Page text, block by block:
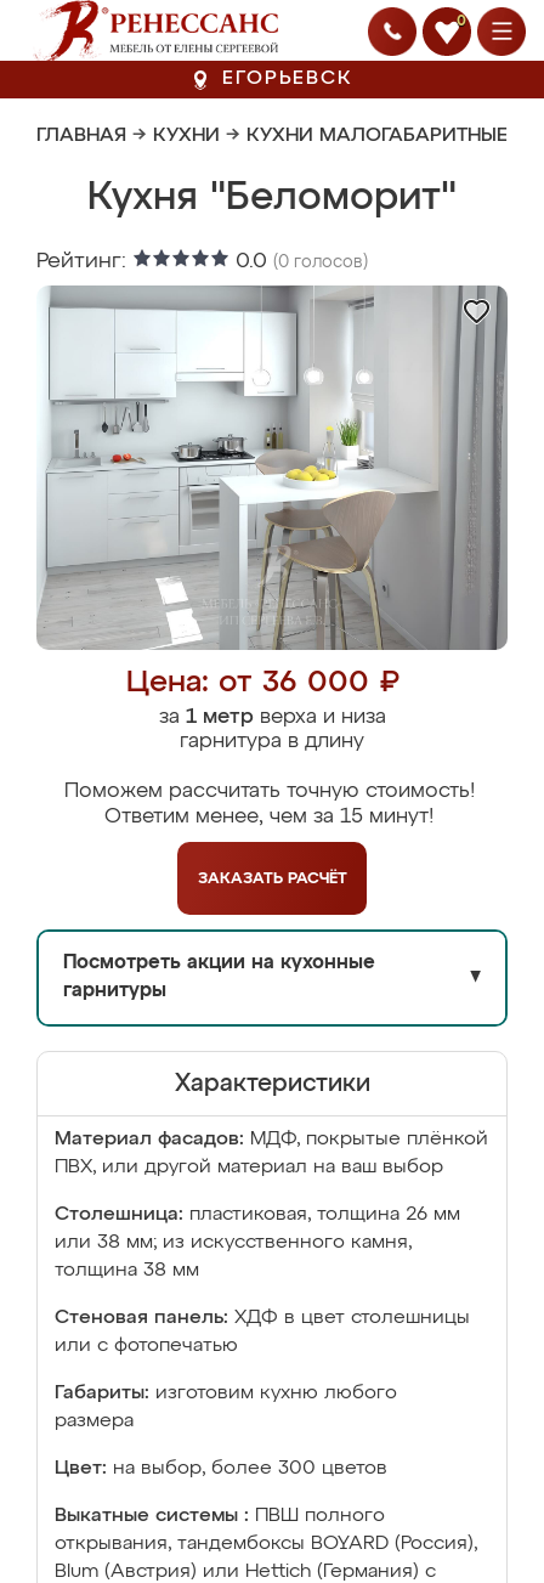
0
ЕГОРЬЕВСК
ГЛАВНАЯ → КУХНИ → КУХНИ МАЛОГАБАРИТНЫЕ
Кухня "Беломорит"
Рейтинг: 0.0 (0 голосов)
Цена: от 36 000 ₽
за 1 метрверха и низа
гарнитура в длину
Поможем рассчитать точную стоимость!
Ответим менее, чем за 15 минут!
ЗАКАЗАТЬ РАСЧЁТ
Посмотреть акции на кухонные
гарнитуры
▼
Характеристики
Материал фасадов: МДФ, покрытые плёнкой
ПВХ, или другой материал на ваш выбор
Столешница: пластиковая, толщина 26 мм
или 38 мм; из искусственного камня,
толщина 38 мм
Стеновая панель: ХДФ в цвет столешницы
или с фотопечатью
Габариты: изготовим кухню любого
размера
Цвет: на выбор, более 300 цветов
Выкатные системы :
ПВШ полного
открывания, тандембоксы BOYARD (Россия),
Blum (Австрия) или Hettich (Германия) с